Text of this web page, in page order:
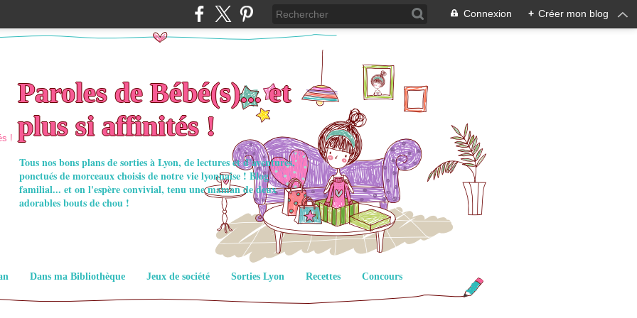
Connexion + Créer mon blog
Paroles de Bébé(s)... et
plus si affinités !
Tous nos bons plans de sorties à Lyon, de lectures et d'aventures,
ponctués de morceaux choisis de notre vie lyonnaise ! Blog
familial... et on l'espère convivial, tenu une maman de deux
adorables bouts de chou !
Dans ma Bibliothèque Jeux de société Sorties Lyon Recettes
Concours